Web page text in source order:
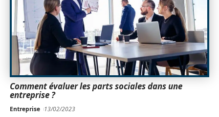
Comment évaluer les parts sociales dans une
entreprise ?
Entreprise 13/02/2023